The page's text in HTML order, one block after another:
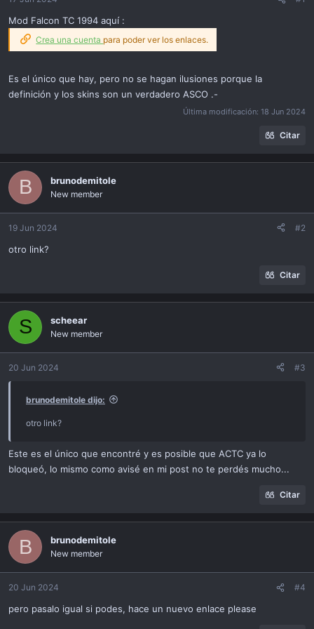
n
Mod Falcon TC 1994 aquí :
Crea una cuenta para poder ver los enlaces.
Es el único que hay, pero no se hagan ilusiones porque la
definición y los skins son un verdadero ASCO .-
Última modificación: 18 Jun 2024
Citar
B brunodemitole
New member
19 Jun 2024 #2
otro link?
Citar
S scheear
New member
20 Jun 2024 #3
brunodemitole dijo:
otro link?
Este es el único que encontré y es posible que ACTC ya lo
bloqueó, lo mismo como avisé en mi post no te perdés mucho...
Citar
B brunodemitole
New member
20 Jun 2024 #4
pero pasalo igual si podes, hace un nuevo enlace please